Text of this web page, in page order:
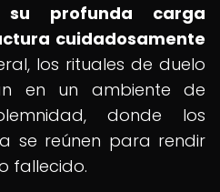
su profunda carga
cuidadosamente
los rituales de duelo
en un ambiente de
donde los
se reúnen para rendir
fallecido.